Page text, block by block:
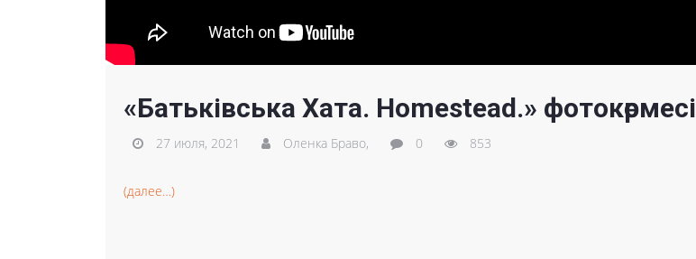
«Батьківська Хата. Homestead.» фотокөрмесі
27 июля, 2021 Оленка Браво, 0 853
(далее…)